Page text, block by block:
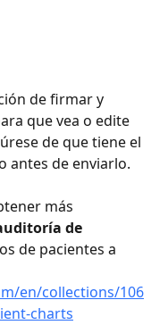
de firmar y
que vea o edite
de que tiene el
antes de enviarlo.
más
de
de pacientes a
en/collections/106
charts